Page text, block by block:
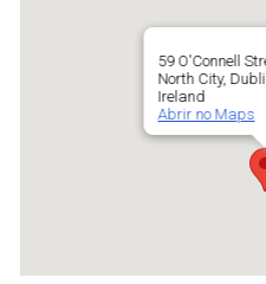
59 O'Connell
North City,
Ireland
Abrir no Maps